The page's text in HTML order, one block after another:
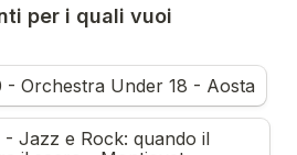
per i quali vuoi
- Orchestra Under 18 - Aosta
- Jazz e Rock: quando il